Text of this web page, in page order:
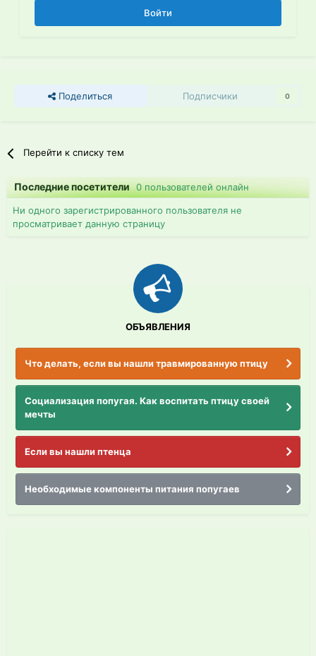
Войти
Поделиться Подписчики 0
Перейти к списку тем
Последние посетители0 пользователей онлайн
Ни одного зарегистрированного пользователя не
просматривает данную страницу
ОБЪЯВЛЕНИЯ
Что делать, если вы нашли травмированную птицу
Социализация попугая. Как воспитать птицу своей
мечты
Если вы нашли птенца
Необходимые компоненты питания попугаев